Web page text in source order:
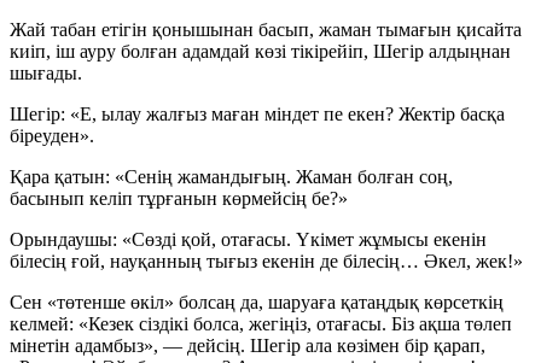
Жай табан етігін қонышынан басып, жаман тымағын қисайта
киіп, іш ауру болған адамдай көзі тікірейіп, Шегір алдыңнан
шығады.
Шегір: «Е, ылау жалғыз маған міндет пе екен? Жектір басқа
біреуден».
Қара қатын: «Сенің жамандығың. Жаман болған соң,
басынып келіп тұрғанын көрмейсің бе?»
Орындаушы: «Сөзді қой, отағасы. Үкімет жұмысы екенін
білесің ғой, науқанның тығыз екенін де білесің… Әкел, жек!»
Сен «төтенше өкіл» болсаң да, шаруаға қатаңдық көрсеткің
келмей: «Кезек сіздікі болса, жегіңіз, отағасы. Біз ақша төлеп
мінетін адамбыз», — дейсің. Шегір ала көзімен бір қарап,